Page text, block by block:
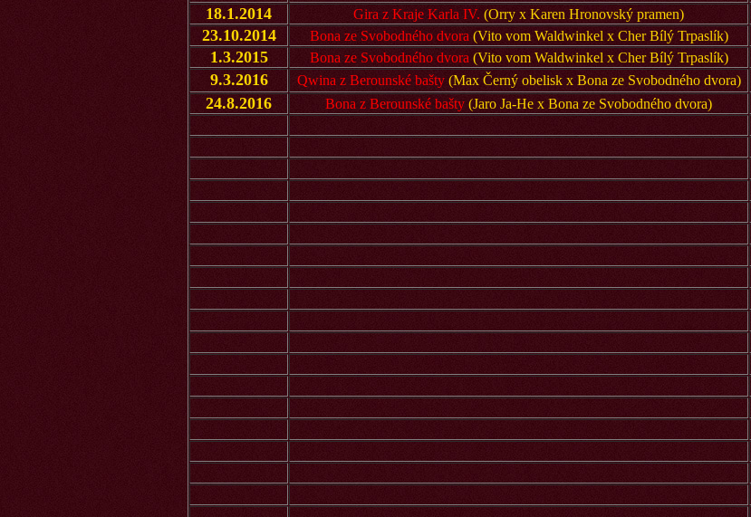
18.1.2014 Gira z Kraje Karla IV. (Orry x Karen Hronovský pramen)
23.10.2014
Bona ze Svobodného dvora (Vito vom Waldwinkel x Cher Bílý Trpaslík)
1.3.2015
Bona ze Svobodného dvora (Vito vom Waldwinkel x Cher Bílý Trpaslík)
9.3.2016
Qwina z Berounské bašty(Max Černý obelisk x Bona ze Svobodného dvora)
24.8.2016
Bona z Berounské bašty (Jaro Ja-He x Bona ze Svobodného dvora)